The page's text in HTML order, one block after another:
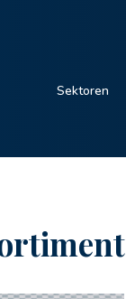
Sektoren